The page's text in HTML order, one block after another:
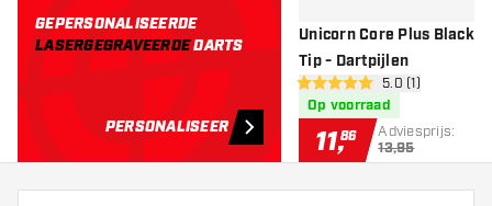
GEPERSONALISEERDE
LASERGEGRAVEERDEDARTS
PERSONALISEER
Unicorn Core Plus Black
Tip - Dartpijlen
open reviews
5 score sterren5.0 (1)
Op voorraad
11,86 Adviesprijs:
13,95